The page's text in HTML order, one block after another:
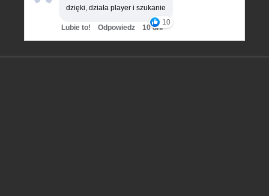
dzięki, działa player i szukanie
10
Lubie to! Odpowiedz 10 dni